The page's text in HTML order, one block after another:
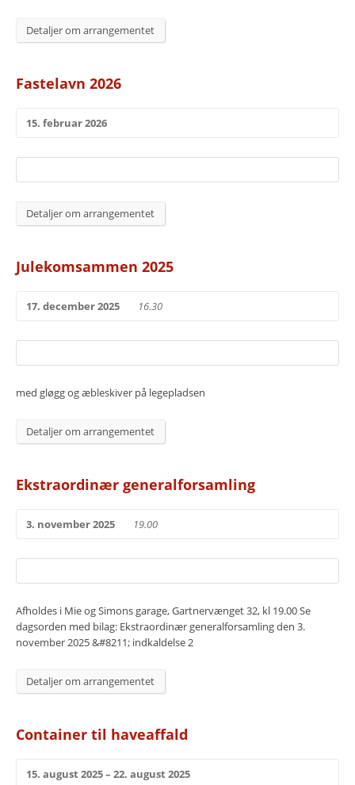
Detaljer om arrangementet
Fastelavn 2026
15. februar 2026
Detaljer om arrangementet
Julekomsammen 2025
17. december 2025 16.30
med gløgg og æbleskiver på legepladsen
Detaljer om arrangementet
Ekstraordinær generalforsamling
3. november 2025 19.00
Afholdes i Mie og Simons garage, Gartnervænget 32, kl 19.00 Se
dagsorden med bilag: Ekstraordinær generalforsamling den 3.
november 2025 &#8211; indkaldelse 2
Detaljer om arrangementet
Container til haveaffald
15. august 2025 – 22. august 2025